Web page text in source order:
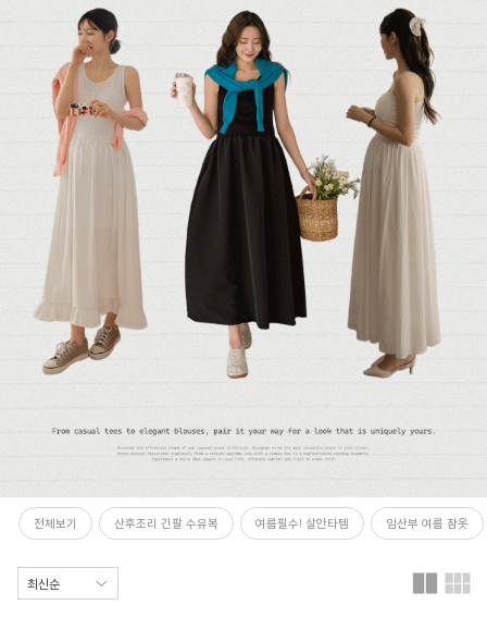
전체보기 산후조리 긴팔 수유복 여름필수! 살안타템 임산부 여름 잠옷